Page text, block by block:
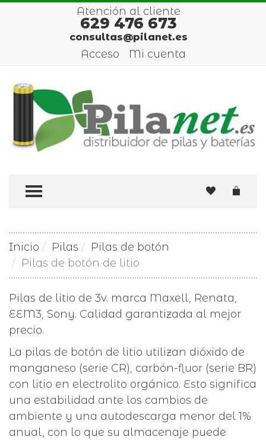
Atención al cliente
629 476 673
consultas@pilanet.es
Acceso Mi cuenta
TOGGLE MENU
Inicio Pilas
Pilas de botón
Pilas de botón de litio
Pilas de litio de 3v. marca Maxell, Renata,
EEM3, Sony. Calidad garantizada al mejor
precio.
La pilas de botón de litio utilizan dióxido de
manganeso (serie CR), carbón-fluor (serie BR)
con litio en electrolito orgánico. Esto significa
una estabilidad ante los cambios de
ambiente y una autodescarga menor del 1%
anual, con lo que su almacenaje puede